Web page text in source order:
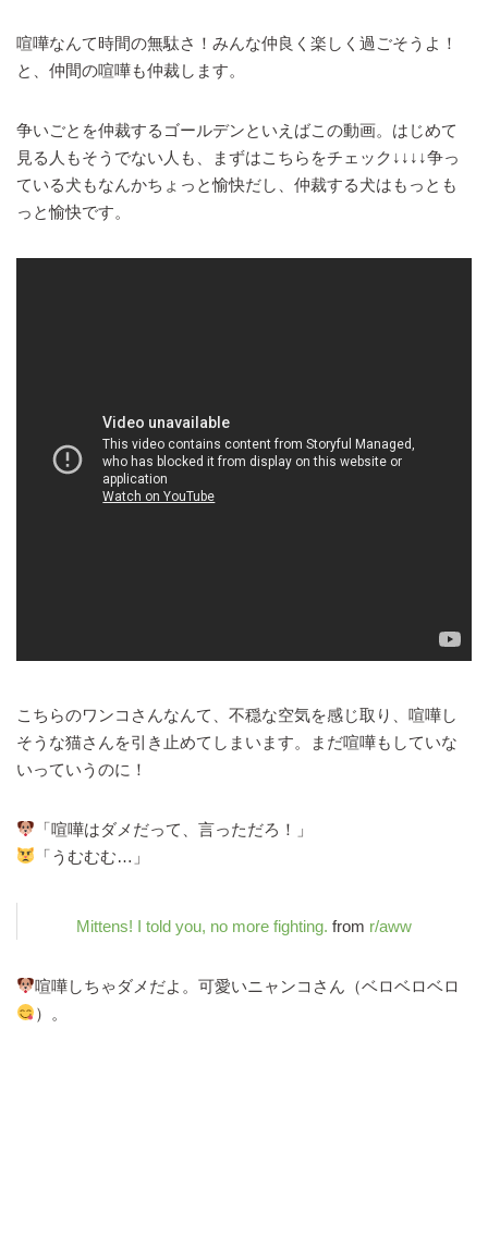
喧嘩なんて時間の無駄さ！みんな仲良く楽しく過ごそうよ！
と、仲間の喧嘩も仲裁します。
争いごとを仲裁するゴールデンといえばこの動画。はじめて
見る人もそうでない人も、まずはこちらをチェック↓↓↓↓争っ
ている犬もなんかちょっと愉快だし、仲裁する犬はもっとも
っと愉快です。
こちらのワンコさんなんて、不穏な空気を感じ取り、喧嘩し
そうな猫さんを引き止めてしまいます。まだ喧嘩もしていな
いっていうのに！
「喧嘩はダメだって、言っただろ！」
「うむむむ…」
Mittens! I told you, no more fighting. from r/aww
喧嘩しちゃダメだよ。可愛いニャンコさん（ベロベロベロ
）。